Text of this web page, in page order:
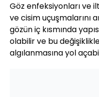
Göz enfeksiyonları ve
ve cisim uçuşmalarını
gözün iç kısmında
olabilir ve bu
algılanmasına yol